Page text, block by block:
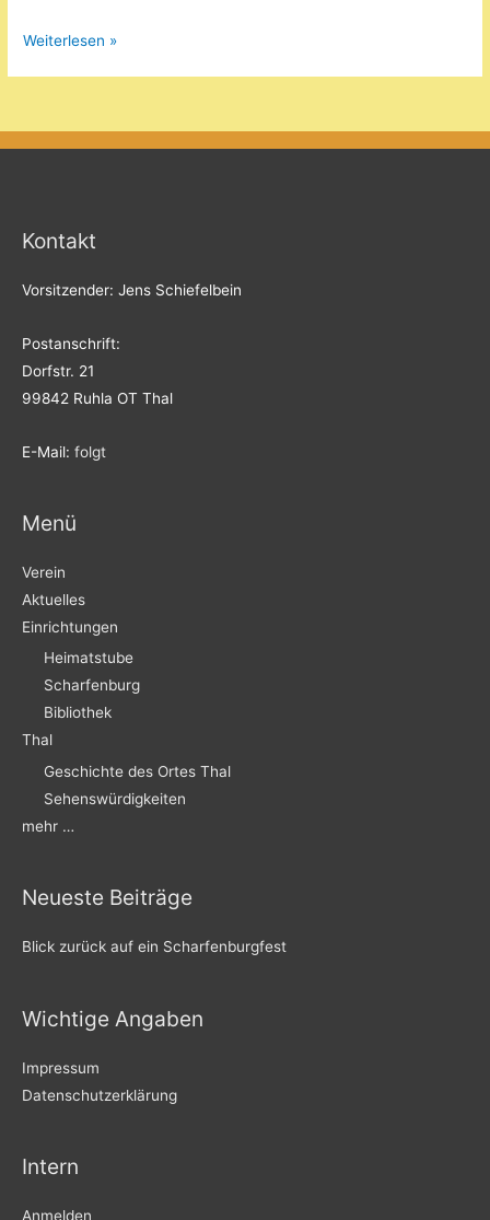
Blick
Scharfenburgfest
Weiterlesen »
Kontakt
Vorsitzender: Jens Schiefelbein
Postanschrift:
Dorfstr. 21
99842 Ruhla OT Thal
E-Mail: folgt
Menü
Verein
Aktuelles
Einrichtungen
Heimatstube
Scharfenburg
Bibliothek
Thal
Geschichte des Ortes Thal
Sehenswürdigkeiten
mehr …
Neueste Beiträge
Blick zurück auf ein Scharfenburgfest
Wichtige Angaben
Impressum
Datenschutzerklärung
Intern
Anmelden